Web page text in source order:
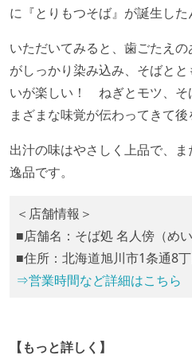
に『とりもつそば』が誕生した
いただいてみると、歯ごたえの
がしっかり染み込み、そばと
いが楽しい！ ねぎとモツ、そ
まざまな味覚が伝わってきて後
出汁の味はやさしく上品で、
逸品です。
＜店舗情報＞
■店舗名：そば処 名人傍（めい
■住所：北海道旭川市1条通8
⇒営業時間など詳細はこちら
【もっと詳しく】